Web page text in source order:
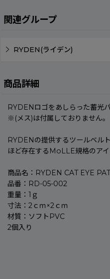
関連グループ
RYDEN(ライデン)
商品詳細
RYDENロゴをあしらった蓄光
※(メス)は付属しておりません。
RYDENの提供するツールベル
ほど存在するMoLLE規格のアイ
商品名：RYDEN CAT EYE
品番：RD-05-002
重量：1ｇ
寸法：2ｃｍ×2ｃｍ
材質：ソフトPVC
2個入り